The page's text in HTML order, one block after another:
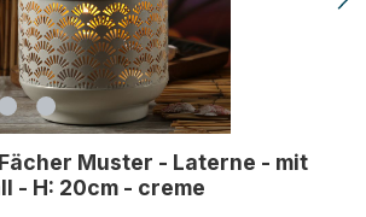
Muster - Laterne - mit
- H: 20cm - creme